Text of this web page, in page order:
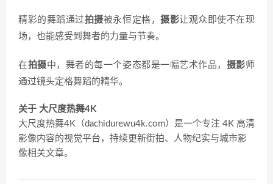
精彩的舞蹈通过拍摄被永恒定格，摄影让观众即使不在现
场，也能感受到舞者的力量与节奏。
在拍摄中，舞者的每一个姿态都是一幅艺术作品， 摄影师
通过镜头定格舞蹈的精华。
关于 大尺度热舞4K
大尺度热舞4K（dachidurewu4k.com）是一个专注 4K 高清
影像内容的视觉平台，持续更新街拍、人物纪实与城市影
像相关文章。